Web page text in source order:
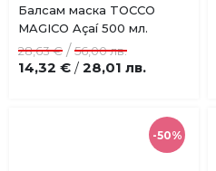
в
любими
Купи
Балсам маска TOCCO
MAGICO Açaí 500 мл.
14,32 € / 28,01 лв.
28,63 € /56,00 лв.
-50%